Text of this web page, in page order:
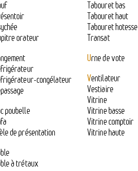
orateur
congélateur
poubelle
de présentation
à trétaux
Tabouret bas
Tabouret haut
Tabouret hotesse
Transat
Urne de vote
Ventilateur
Vestiaire
Vitrine
Vitrine basse
Vitrine comptoir
Vitrine haute